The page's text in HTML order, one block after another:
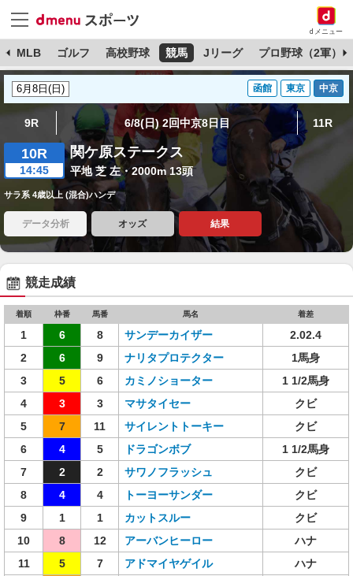
dメニュー
MLB ゴルフ 高校野球 競馬 Jリーグ プロ野球（2軍）
函館 東京 中京
9R 6/8(日) 2回中京8日目 11R
10R
14:45
関ケ原ステークス
平地 芝 左・2000m 13頭
サラ系 4歳以上 (混合)ハンデ
データ分析 オッズ 結果
競走成績
着順 枠番 馬番 馬名 着差
1 6 8 サンデーカイザー
2.02.4
2
6 9 ナリタプロテクター
1馬身
3
5 6 カミノショーター
1 1/2馬身
4
3 3 マサタイセー
クビ
5
7 11 サイレントトーキー
クビ
6
4 5 ドラゴンボブ
1 1/2馬身
7
2 2 サワノフラッシュ
クビ
8
4 4 トーヨーサンダー
クビ
9
1 1 カットスルー
クビ
10
8 12 アーバンヒーロー
ハナ
11
5 7 アドマイヤゲイル
ハナ